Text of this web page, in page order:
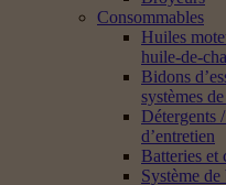
Consommables
Huiles
huile-de-
Bidons
systèmes
Détergents
d’entretien
Batteries et
Système